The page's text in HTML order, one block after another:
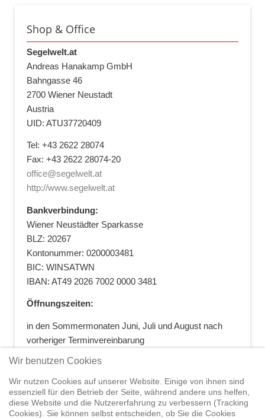
Shop & Office
Segelwelt.at
Andreas Hanakamp GmbH
Bahngasse 46
2700 Wiener Neustadt
Austria
UID: ATU37720409
Tel: +43 2622 28074
Fax: +43 2622 28074-20
office@segelwelt.at
http://www.segelwelt.at
Bankverbindung:
Wiener Neustädter Sparkasse
BLZ: 20267
Kontonummer: 0200003481
BIC: WINSATWN
IBAN: AT49 2026 7002 0000 3481
Öffnungszeiten:
in den Sommermonaten Juni, Juli und August nach
vorheriger Terminvereinbarung
Wir benutzen Cookies
Wir nutzen Cookies auf unserer Website. Einige von ihnen sind
essenziell für den Betrieb der Seite, während andere uns helfen,
diese Website und die Nutzererfahrung zu verbessern (Tracking
Cookies). Sie können selbst entscheiden, ob Sie die Cookies